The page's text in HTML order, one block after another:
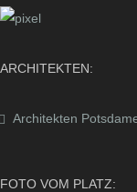
ARCHITEKTEN:
Architekten
FOTO VOM PLATZ: